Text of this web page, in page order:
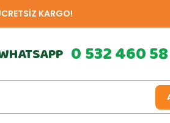
KARGO!
0 532 460